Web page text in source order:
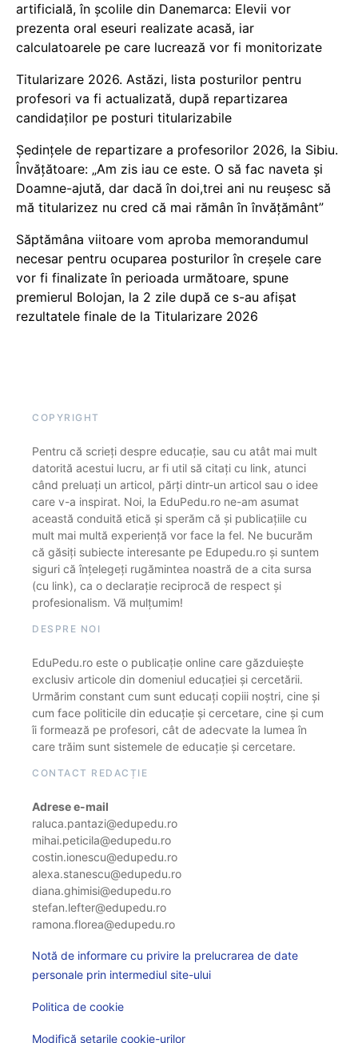
artificială, în școlile din Danemarca: Elevii vor
prezenta oral eseuri realizate acasă, iar
calculatoarele pe care lucrează vor fi monitorizate
Titularizare 2026. Astăzi, lista posturilor pentru
profesori va fi actualizată, după repartizarea
candidaților pe posturi titularizabile
Ședințele de repartizare a profesorilor 2026, la Sibiu.
Învățătoare: „Am zis iau ce este. O să fac naveta și
Doamne-ajută, dar dacă în doi,trei ani nu reușesc să
mă titularizez nu cred că mai rămân în învățământ”
Săptămâna viitoare vom aproba memorandumul
necesar pentru ocuparea posturilor în creșele care
vor fi finalizate în perioada următoare, spune
premierul Bolojan, la 2 zile după ce s-au afișat
rezultatele finale de la Titularizare 2026
COPYRIGHT
Pentru că scrieți despre educație, sau cu atât mai mult
datorită acestui lucru, ar fi util să citați cu link, atunci
când preluați un articol, părți dintr-un articol sau o idee
care v-a inspirat. Noi, la EduPedu.ro ne-am asumat
această conduită etică și sperăm că și publicațiile cu
mult mai multă experiență vor face la fel. Ne bucurăm
că găsiți subiecte interesante pe Edupedu.ro și suntem
siguri că înțelegeți rugămintea noastră de a cita sursa
(cu link), ca o declarație reciprocă de respect și
profesionalism. Vă mulțumim!
DESPRE NOI
EduPedu.ro este o publicație online care găzduiește
exclusiv articole din domeniul educației și cercetării.
Urmărim constant cum sunt educați copiii noștri, cine și
cum face politicile din educație și cercetare, cine și cum
îi formează pe profesori, cât de adecvate la lumea în
care trăim sunt sistemele de educație și cercetare.
CONTACT REDACȚIE
Adrese e-mail
raluca.pantazi@edupedu.ro
mihai.peticila@edupedu.ro
costin.ionescu@edupedu.ro
alexa.stanescu@edupedu.ro
diana.ghimisi@edupedu.ro
stefan.lefter@edupedu.ro
ramona.florea@edupedu.ro
Notă de informare cu privire la prelucrarea de date
personale prin intermediul site-ului
Politica de cookie
Modifică setarile cookie-urilor